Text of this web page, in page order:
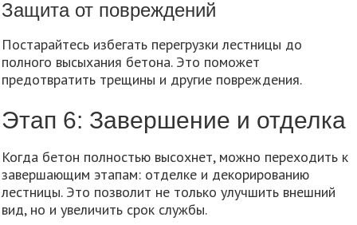
Защита от повреждений
Постарайтесь избегать перегрузки лестницы до
полного высыхания бетона. Это поможет
предотвратить трещины и другие повреждения.
Этап 6: Завершение и отделка
Когда бетон полностью высохнет, можно переходить к
завершающим этапам: отделке и декорированию
лестницы. Это позволит не только улучшить внешний
вид, но и увеличить срок службы.